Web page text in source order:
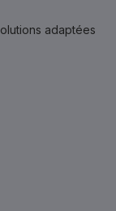
adaptées